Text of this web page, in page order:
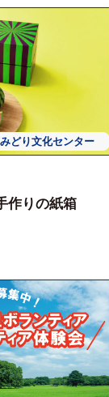
体験会
どり文化センター
作りの紙箱